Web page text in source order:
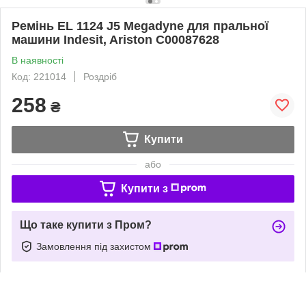
Ремінь EL 1124 J5 Megadyne для пральної
машини Indesit, Ariston C00087628
В наявності
Код: 221014
Роздріб
258 ₴
Купити
або
Купити з
Що таке купити з Пром?
Замовлення під захистом